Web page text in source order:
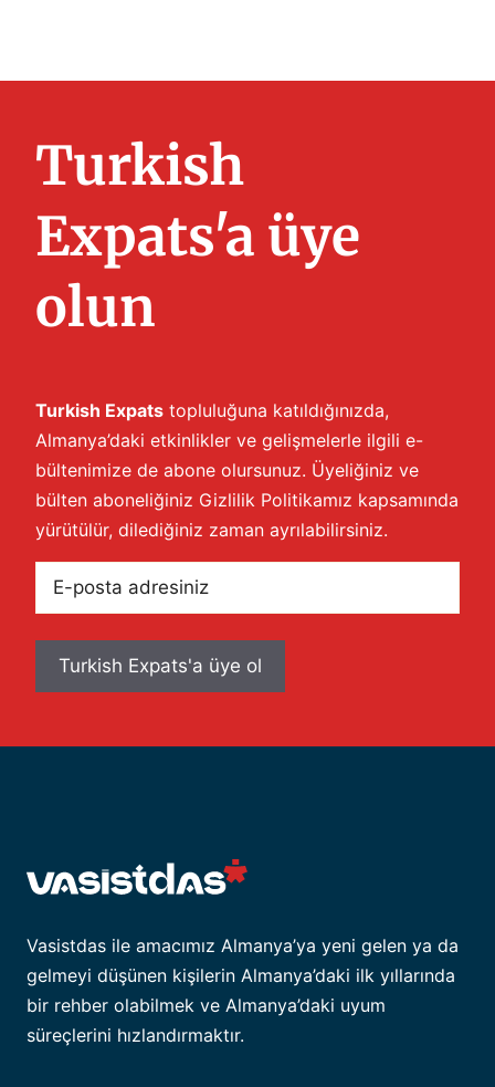
Turkish
Expats'a üye
olun
Turkish Expats topluluğuna katıldığınızda,
Almanya’daki etkinlikler ve gelişmelerle ilgili e-
bültenimize de abone olursunuz. Üyeliğiniz ve
bülten aboneliğiniz Gizlilik Politikamız kapsamında
yürütülür, dilediğiniz zaman ayrılabilirsiniz.
posta
adresiniz
Vasistdas ile amacımız Almanya’ya yeni gelen ya da
gelmeyi düşünen kişilerin Almanya’daki ilk yıllarında
bir rehber olabilmek ve Almanya’daki uyum
süreçlerini hızlandırmaktır.